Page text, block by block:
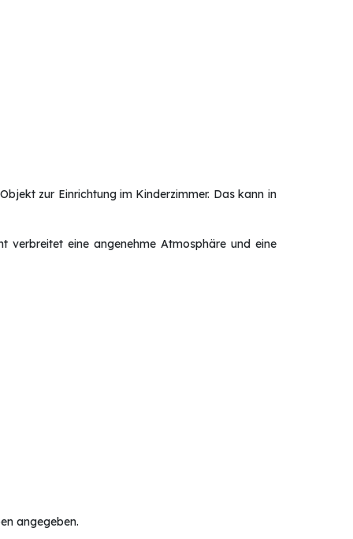
zur Einrichtung im Kinderzimmer. Das kann in
eine angenehme Atmosphäre und eine
angegeben.